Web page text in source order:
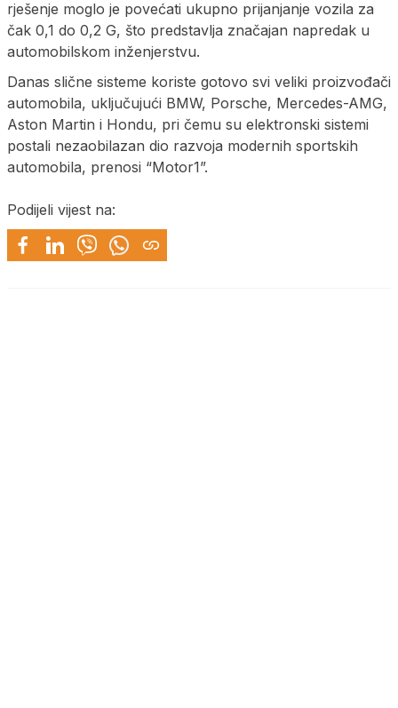
rješenje moglo je povećati ukupno prijanjanje vozila za
čak 0,1 do 0,2 G, što predstavlja značajan napredak u
automobilskom inženjerstvu.
Danas slične sisteme koriste gotovo svi veliki proizvođači
automobila, uključujući BMW, Porsche, Mercedes-AMG,
Aston Martin i Hondu, pri čemu su elektronski sistemi
postali nezaobilazan dio razvoja modernih sportskih
automobila, prenosi “Motor1”.
Podijeli vijest na: